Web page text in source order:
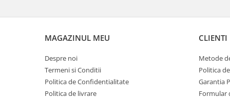
MAGAZINUL MEU
Despre noi
Termeni si Conditii
Politica de Confidentialitate
Politica de livrare
CLIENTI
Metode
Politica
Garantia
Formular